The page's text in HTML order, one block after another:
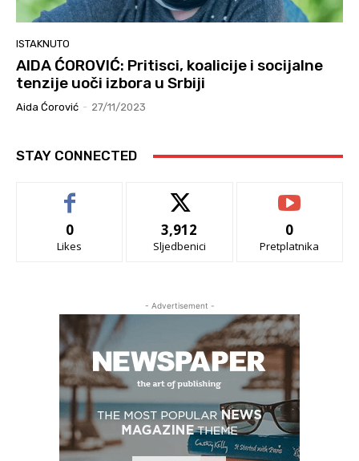
ISTAKNUTO
AIDA ĆOROVIĆ: Pritisci, koalicije i socijalne
tenzije uoči izbora u Srbiji
Aida Ćorović - 27/11/2023
STAY CONNECTED
0
Likes
3,912
Sljedbenici
0
Pretplatnika
- Advertisement -